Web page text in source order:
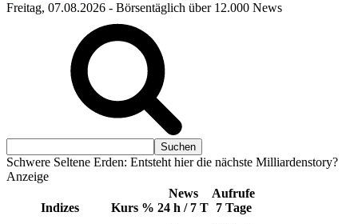
Freitag, 07.08.2026 - Börsentäglich über 12.000 News
Schwere Seltene Erden: Entsteht hier die nächste Milliardenstory?
Anzeige
Indizes Kurs %
News
24 h / 7 T
Aufrufe
7 Tage